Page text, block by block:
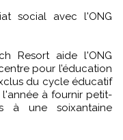
social avec l'ONG
Resort aide l'ONG
pour l’éducation
du cycle éducatif
à fournir petit-
à une soixantaine